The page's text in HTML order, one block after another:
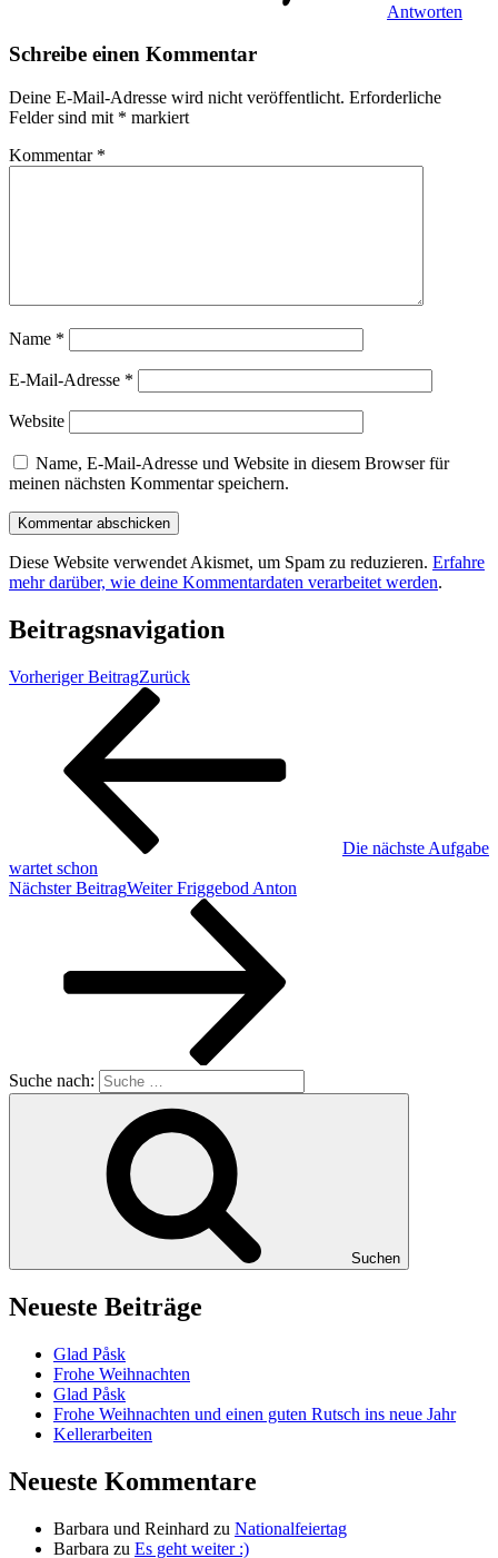
Antworten
Schreibe einen Kommentar
Deine E-Mail-Adresse wird nicht veröffentlicht. Erforderliche
Felder sind mit * markiert
Kommentar *
Name *
E-Mail-Adresse *
Website
Name, E-Mail-Adresse und Website in diesem Browser für
meinen nächsten Kommentar speichern.
Diese Website verwendet Akismet, um Spam zu reduzieren. Erfahre
mehr darüber, wie deine Kommentardaten verarbeitet werden.
Beitragsnavigation
Vorheriger BeitragZurück
Die nächste Aufgabe
wartet schon
Nächster BeitragWeiter Friggebod Anton
Suche nach:
Suchen
Neueste Beiträge
Glad Påsk
Frohe Weihnachten
Glad Påsk
Frohe Weihnachten und einen guten Rutsch ins neue Jahr
Kellerarbeiten
Neueste Kommentare
Barbara und Reinhard zu Nationalfeiertag
Barbara zu Es geht weiter :)